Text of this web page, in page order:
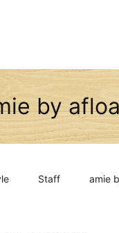
Staff amie
by